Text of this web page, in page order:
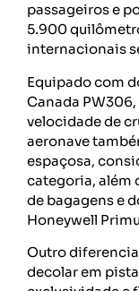
passageiros e
5.900
internacionais
Equipado com
Canada
velocidade de
aeronave
espaçosa,
categoria, além
de bagagens e
Honeywell
Outro
decolar em